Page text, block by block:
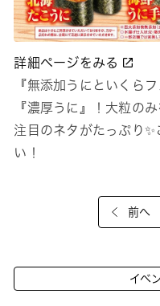
詳細ページをみる
『無添加うにといくら
『濃厚うに』！大粒の
注目のネタがたっぷり
い！
前へ
イベ